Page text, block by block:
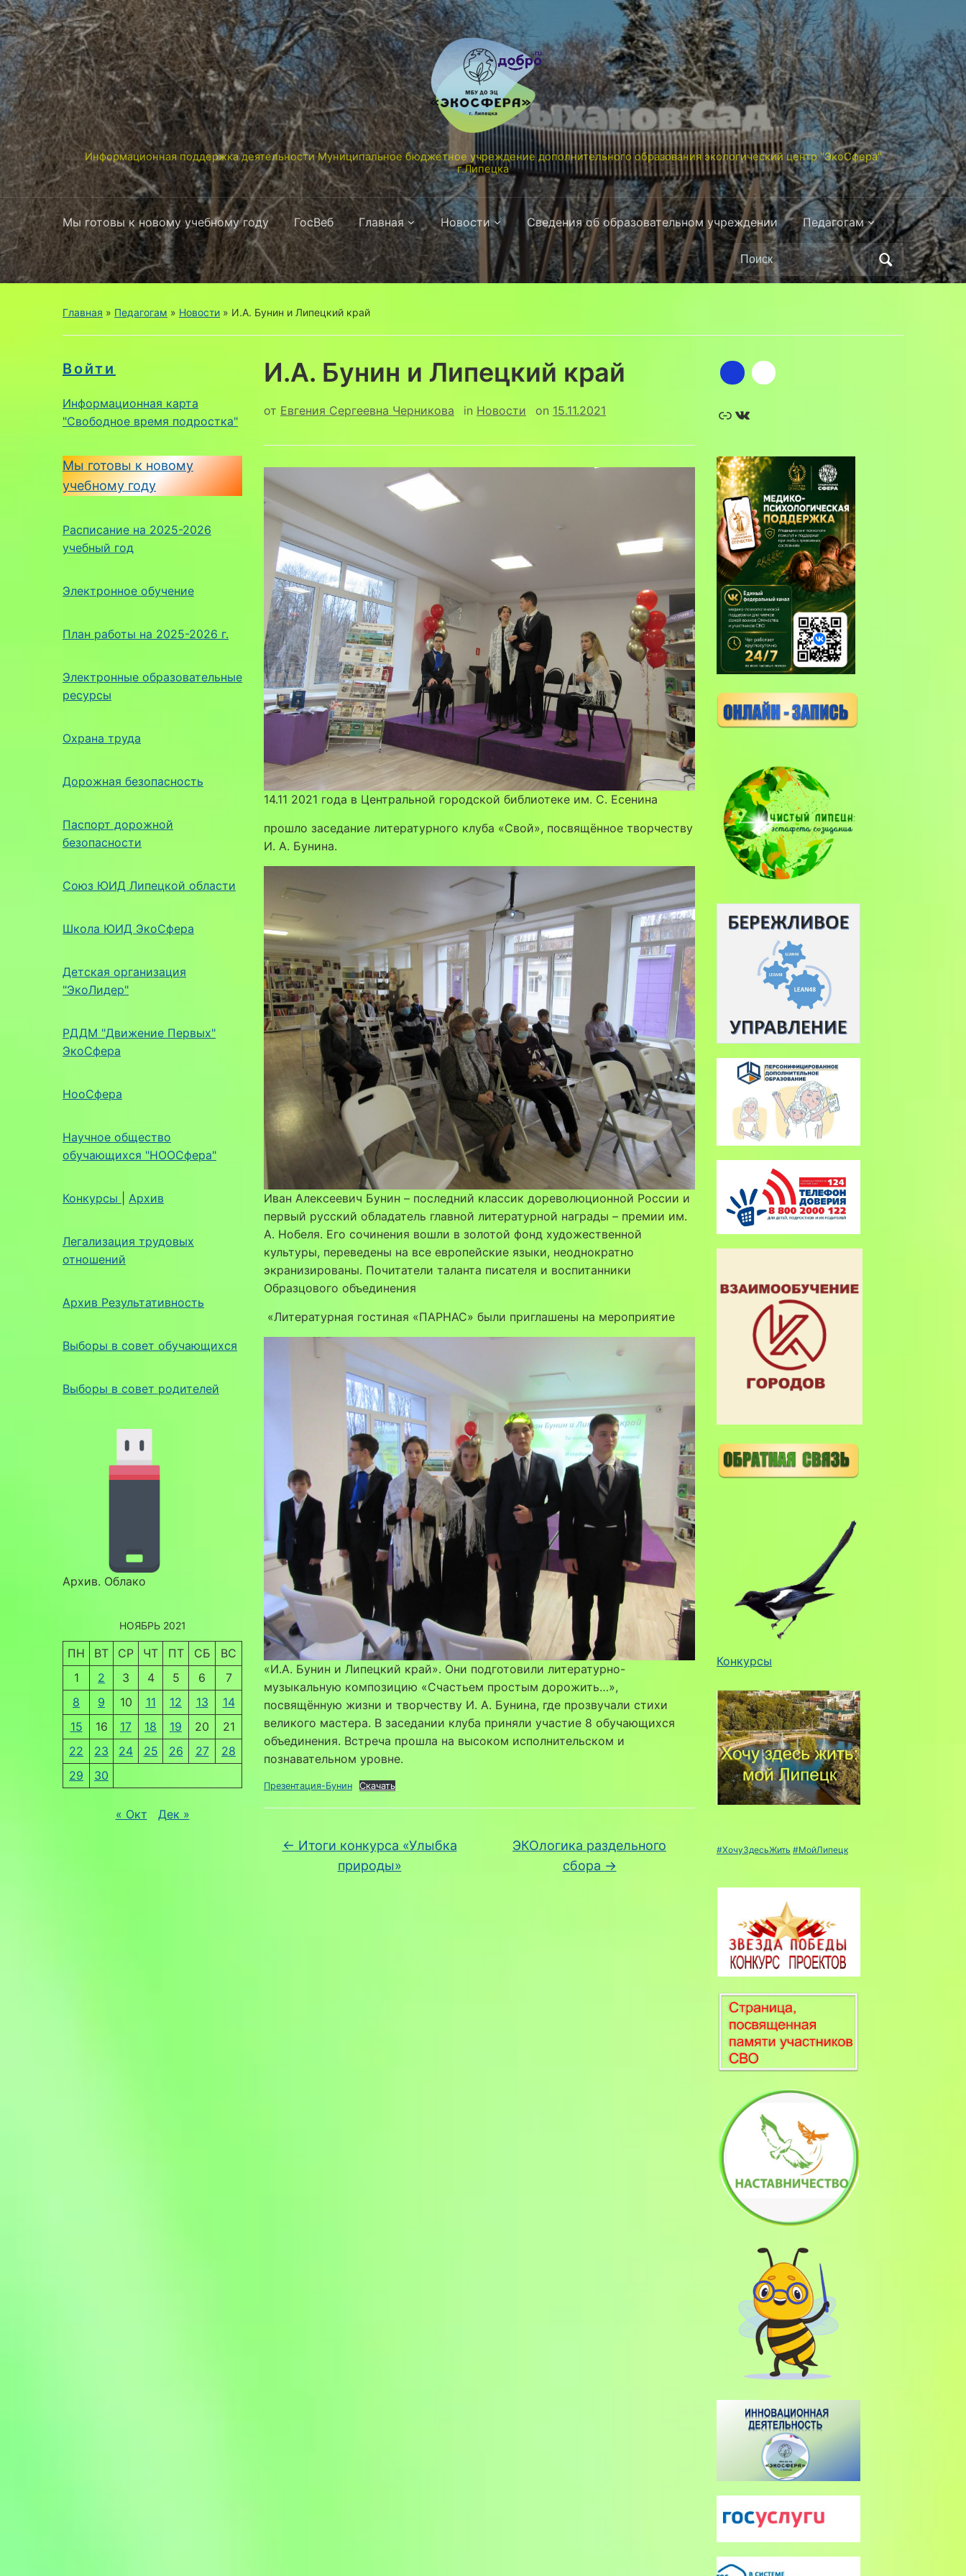
Информационная поддержка деятельности Муниципальное бюджетное учреждение дополнительного образования экологический центр "ЭкоСфера"
г.Липецка
Мы готовы к новому учебному году ГосВеб Главная Новости Сведения об образовательном учреждении Педагогам
Поиск
по:
Главная » Педагогам » Новости » И.А. Бунин и Липецкий край
Войти
Информационная карта
"Свободное время подростка"
Мы готовы к новому
учебному году
Расписание на 2025-2026
учебный год
Электронное обучение
План работы на 2025-2026 г.
Электронные образовательные
ресурсы
Охрана труда
Дорожная безопасность
Паспорт дорожной
безопасности
Союз ЮИД Липецкой области
Школа ЮИД ЭкоСфера
Детская организация
"ЭкоЛидер"
РДДМ "Движение Первых"
ЭкоСфера
НооСфера
Научное общество
обучающихся "НООСфера"
Конкурсы Архив
Легализация трудовых
отношений
Архив Результативность
Выборы в совет обучающихся
Выборы в совет родителей
Архив. Облако
НОЯБРЬ 2021
ПН ВТ СР ЧТ ПТ СБ
ВС
1
2 3 4 5 6
7
8
9 10 11 12 13
14
15
16 17 18 19 20
21
22
23 24 25 26 27
28
29
30
« Окт Дек »
И.А. Бунин и Липецкий край
от Евгения Сергеевна Черникова in Новости on 15.11.2021
14.11 2021 года в Центральной городской библиотеке им. С. Есенина
прошло заседание литературного клуба «Свой», посвящённое творчеству
И. А. Бунина.
Иван Алексеевич Бунин – последний классик дореволюционной России и
первый русский обладатель главной литературной награды – премии им.
А. Нобеля. Его сочинения вошли в золотой фонд художественной
культуры, переведены на все европейские языки, неоднократно
экранизированы. Почитатели таланта писателя и воспитанники
Образцового объединения
«Литературная гостиная «ПАРНАС» были приглашены на мероприятие
«И.А. Бунин и Липецкий край». Они подготовили литературно-
музыкальную композицию «Счастьем простым дорожить…»,
посвящённую жизни и творчеству И. А. Бунина, где прозвучали стихи
великого мастера. В заседании клуба приняли участие 8 обучающихся
объединения. Встреча прошла на высоком исполнительском и
познавательном уровне.
Презентация-Бунин Скачать
← Итоги конкурса «Улыбка
природы»
ЭКОлогика раздельного
сбора →
Ссылка
Конкурсы
#ХочуЗдесьЖить #МойЛипецк